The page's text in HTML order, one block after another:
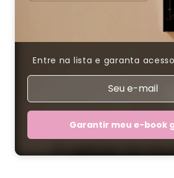
Entre na lista e garanta
Garantir meu e-book